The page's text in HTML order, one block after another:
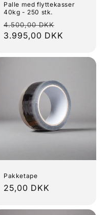
Palle med flyttekasser
40kg - 250 stk.
Normalpris
4.500,00 DKK
3.995,00 DKK
Pakketape
Normalpris
25,00 DKK